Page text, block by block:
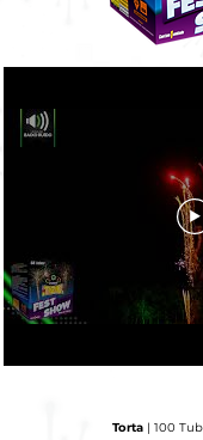
Torta| 100